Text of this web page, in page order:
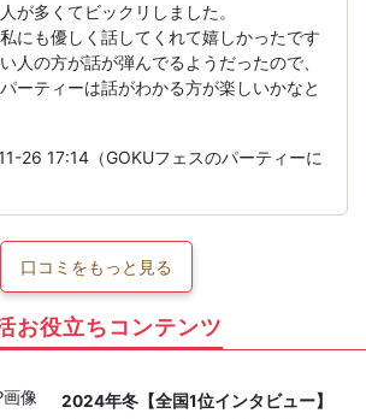
が多くてビックリしました。
にも優しく話してくれて嬉しかったです
人の方が話が弾んでるようだったので、
ーティーは話がわかる方が楽しいかなと
26 17:14（GOKUフェスのパーティーに
口コミをもっと見る
お役立ちコンテンツ
2024年冬【全国1位インタビュー】